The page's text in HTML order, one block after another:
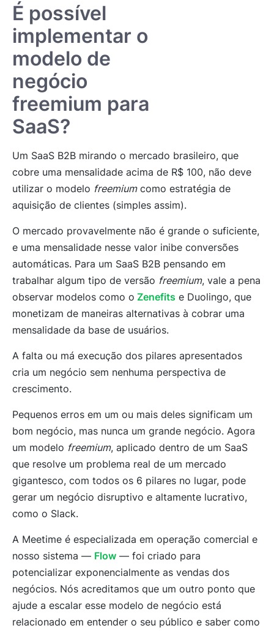
É possível
implementar o
modelo de
negócio
freemium para
SaaS?
Um SaaS B2B mirando o mercado brasileiro, que
cobre uma mensalidade acima de R$ 100, não deve
utilizar o modelo freemiumcomo estratégia de
aquisição de clientes (simples assim).
O mercado provavelmente não é grande o suficiente,
e uma mensalidade nesse valor inibe conversões
automáticas. Para um SaaS B2B pensando em
trabalhar algum tipo de versão freemium, vale a pena
observar modelos como o Zenefits e Duolingo, que
monetizam de maneiras alternativas à cobrar uma
mensalidade da base de usuários.
A falta ou má execução dos pilares apresentados
cria um negócio sem nenhuma perspectiva de
crescimento.
Pequenos erros em um ou mais deles significam um
bom negócio, mas nunca um grande negócio. Agora
um modelo freemium, aplicado dentro de um SaaS
que resolve um problema real de um mercado
gigantesco, com todos os 6 pilares no lugar, pode
gerar um negócio disruptivo e altamente lucrativo,
como o Slack.
A Meetime é especializada em operação comercial e
nosso sistema — Flow — foi criado para
potencializar exponencialmente as vendas dos
negócios. Nós acreditamos que um outro ponto que
ajude a escalar esse modelo de negócio está
relacionado em entender o seu público e saber como